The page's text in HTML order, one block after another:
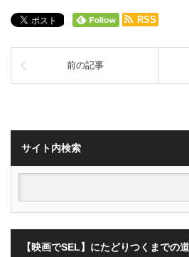
RSS
前の記事
サイト内検索
【映画でSEL】にたどりつくまでの道